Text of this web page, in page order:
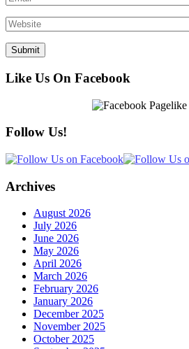
Like Us On Facebook
Follow Us!
Archives
August 2026
July 2026
June 2026
May 2026
April 2026
March 2026
February 2026
January 2026
December 2025
November 2025
October 2025